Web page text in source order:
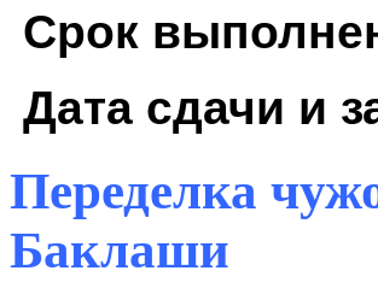
Срок
Дата сдачи и
Переделка
Баклаши